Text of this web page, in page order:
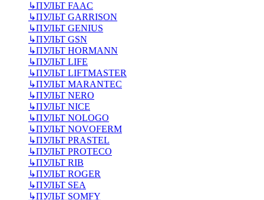
↳ПУЛЬТ FAAC
↳ПУЛЬТ GARRISON
↳ПУЛЬТ GENIUS
↳ПУЛЬТ GSN
↳ПУЛЬТ HORMANN
↳ПУЛЬТ LIFE
↳ПУЛЬТ LIFTMASTER
↳ПУЛЬТ MARANTEC
↳ПУЛЬТ NERO
↳ПУЛЬТ NICE
↳ПУЛЬТ NOLOGO
↳ПУЛЬТ NOVOFERM
↳ПУЛЬТ PRASTEL
↳ПУЛЬТ PROTECO
↳ПУЛЬТ RIB
↳ПУЛЬТ ROGER
↳ПУЛЬТ SEA
↳ПУЛЬТ SOMFY